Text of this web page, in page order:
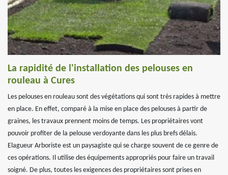
La rapidité de l'installation des pelouses en
rouleau à Cures
Les pelouses en rouleau sont des végétations qui sont très rapides à mettre
en place. En effet, comparé à la mise en place des pelouses à partir de
graines, les travaux prennent moins de temps. Les propriétaires vont
pouvoir profiter de la pelouse verdoyante dans les plus brefs délais.
Elagueur Arboriste est un paysagiste qui se charge souvent de ce genre de
ces opérations. Il utilise des équipements appropriés pour faire un travail
soigné. De plus, toutes les exigences des propriétaires sont prises en